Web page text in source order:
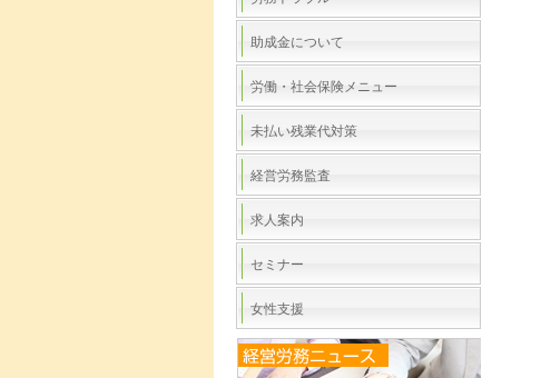
助成金について
労働・社会保険メニュー
未払い残業代対策
経営労務監査
求人案内
セミナー
女性支援